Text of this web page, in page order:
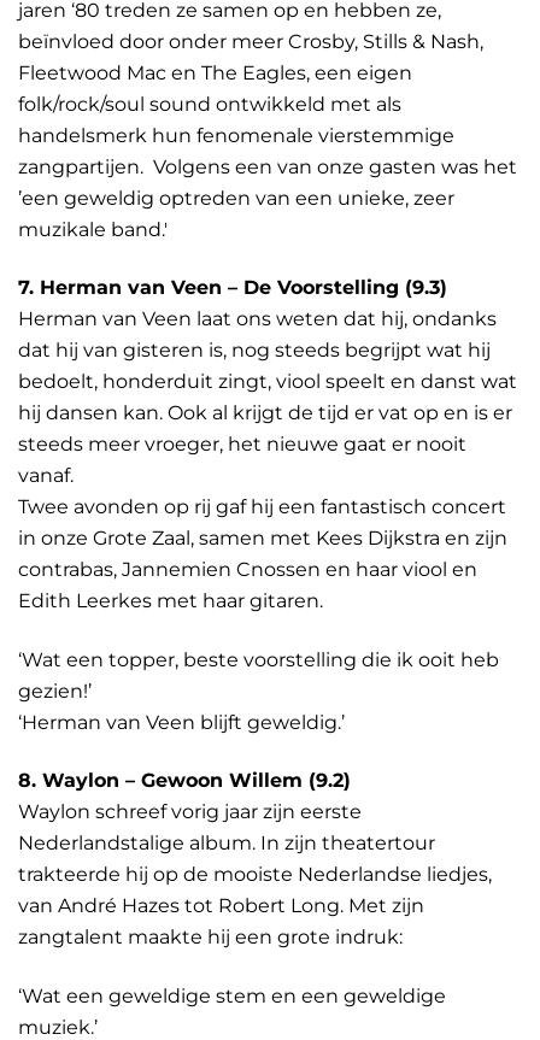
jaren ‘80 treden ze samen op en hebben ze,
beïnvloed door onder meer Crosby, Stills & Nash,
Fleetwood Mac en The Eagles, een eigen
folk/rock/soul sound ontwikkeld met als
handelsmerk hun fenomenale vierstemmige
zangpartijen. Volgens een van onze gasten was het
’een geweldig optreden van een unieke, zeer
muzikale band.'
7. Herman van Veen – De Voorstelling (9.3)
Herman van Veen laat ons weten dat hij, ondanks
dat hij van gisteren is, nog steeds begrijpt wat hij
bedoelt, honderduit zingt, viool speelt en danst wat
hij dansen kan. Ook al krijgt de tijd er vat op en is er
steeds meer vroeger, het nieuwe gaat er nooit
vanaf.
Twee avonden op rij gaf hij een fantastisch concert
in onze Grote Zaal, samen met Kees Dijkstra en zijn
contrabas, Jannemien Cnossen en haar viool en
Edith Leerkes met haar gitaren.
‘Wat een topper, beste voorstelling die ik ooit heb
gezien!’
‘Herman van Veen blijft geweldig.’
8. Waylon – Gewoon Willem (9.2)
Waylon schreef vorig jaar zijn eerste
Nederlandstalige album. In zijn theatertour
trakteerde hij op de mooiste Nederlandse liedjes,
van André Hazes tot Robert Long. Met zijn
zangtalent maakte hij een grote indruk:
‘Wat een geweldige stem en een geweldige
muziek.’